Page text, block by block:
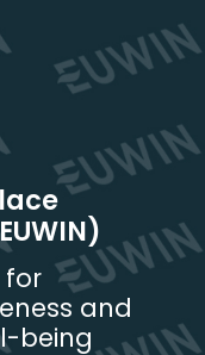
for
and
being